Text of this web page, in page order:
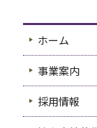
ホーム
事業案内
採用情報